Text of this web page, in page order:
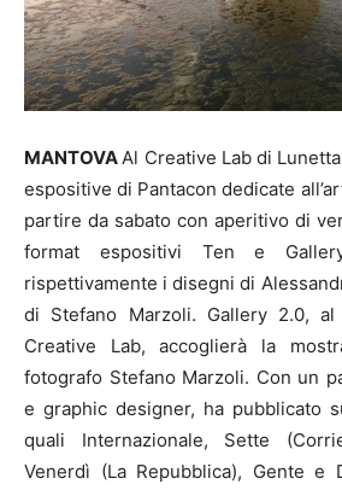
MANTOVAAl Creative Lab di
espositive di Pantacon dedicate
partire da sabato con aperitivo di
format espositivi Ten e
rispettivamente i disegni di
di Stefano Marzoli. Gallery 2.0,
Creative Lab, accoglierà la
fotografo Stefano Marzoli. Con un
e graphic designer, ha pubblicato
quali Internazionale, Sette
Venerdì (La Repubblica), Gente e